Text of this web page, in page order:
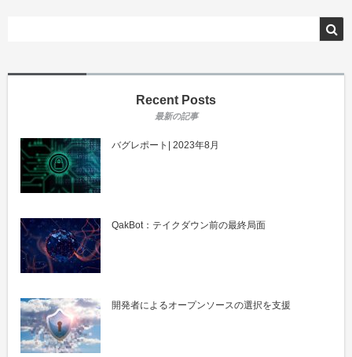
Recent Posts
バグレポート| 2023年8月
QakBot：テイクダウン前の最終局面
開発者によるオープンソースの選択を支援